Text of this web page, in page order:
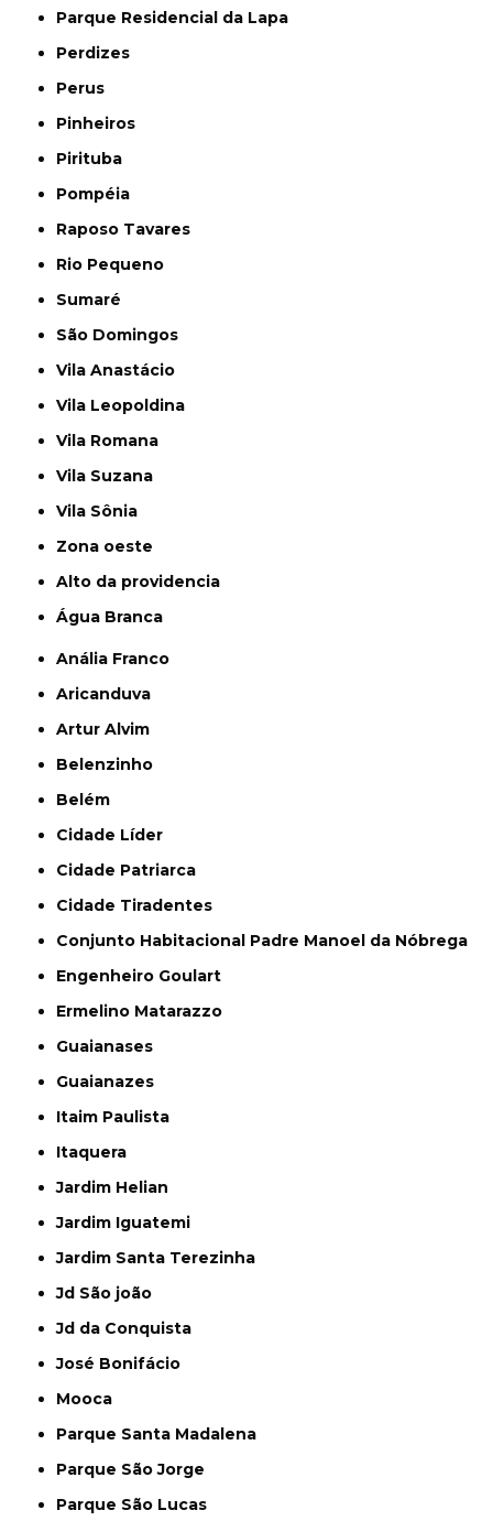
Parque Residencial da Lapa
Perdizes
Perus
Pinheiros
Pirituba
Pompéia
Raposo Tavares
Rio Pequeno
Sumaré
São Domingos
Vila Anastácio
Vila Leopoldina
Vila Romana
Vila Suzana
Vila Sônia
Zona oeste
alto da providencia
Água Branca
Anália Franco
Aricanduva
Artur Alvim
Belenzinho
Belém
Cidade Líder
Cidade Patriarca
Cidade Tiradentes
Conjunto Habitacional Padre Manoel da Nóbrega
Engenheiro Goulart
Ermelino Matarazzo
Guaianases
Guaianazes
Itaim Paulista
Itaquera
Jardim Helian
Jardim Iguatemi
Jardim Santa Terezinha
Jd São joão
Jd da Conquista
José Bonifácio
Mooca
Parque Santa Madalena
Parque São Jorge
Parque São Lucas